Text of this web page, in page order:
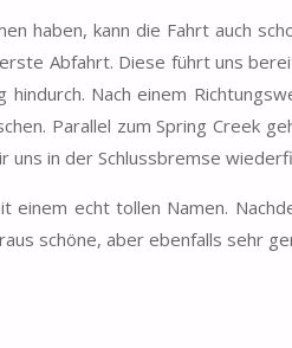
haben, kann die Fahrt auch
Abfahrt. Diese führt uns
Nach einem
Parallel zum Spring Creek
uns in der Schlussbremse
echt tollen Namen.
schöne, aber ebenfalls sehr